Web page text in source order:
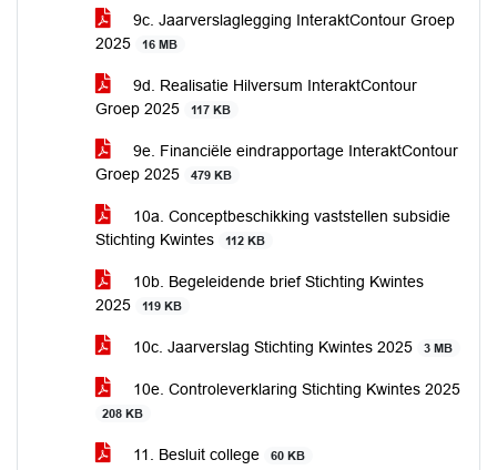
9c. Jaarverslaglegging InteraktContour Groep
2025
16 MB
9d. Realisatie Hilversum InteraktContour
Groep 2025
117 KB
9e. Financiële eindrapportage InteraktContour
Groep 2025
479 KB
10a. Conceptbeschikking vaststellen subsidie
Stichting Kwintes
112 KB
10b. Begeleidende brief Stichting Kwintes
2025
119 KB
10c. Jaarverslag Stichting Kwintes 2025 3 MB
10e. Controleverklaring Stichting Kwintes 2025
208 KB
11. Besluit college 60 KB